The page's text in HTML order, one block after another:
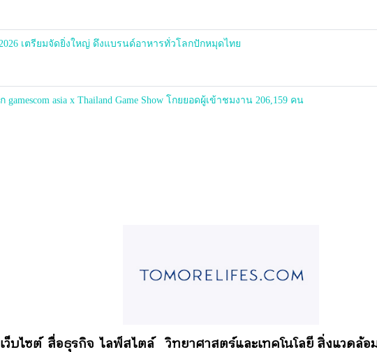
เตรียมจัดยิ่งใหญ่ ดึงแบรนด์อาหารทั่วโลกปักหมุดไทย
asia x Thailand Game Show โกยยอดผู้เข้าชมงาน 206,159 คน
เว็บไซต์ สื่อธุรกิจไลฟ์สไตล์ วิทยาศาสตร์และเทคโนโลยี สิ่งแวดล้